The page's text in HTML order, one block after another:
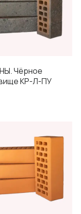
Чёрное
КР-Л-ПУ